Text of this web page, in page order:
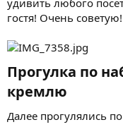
гостя! Очень
Прогулка по
кремлю​
Далее прогулялись